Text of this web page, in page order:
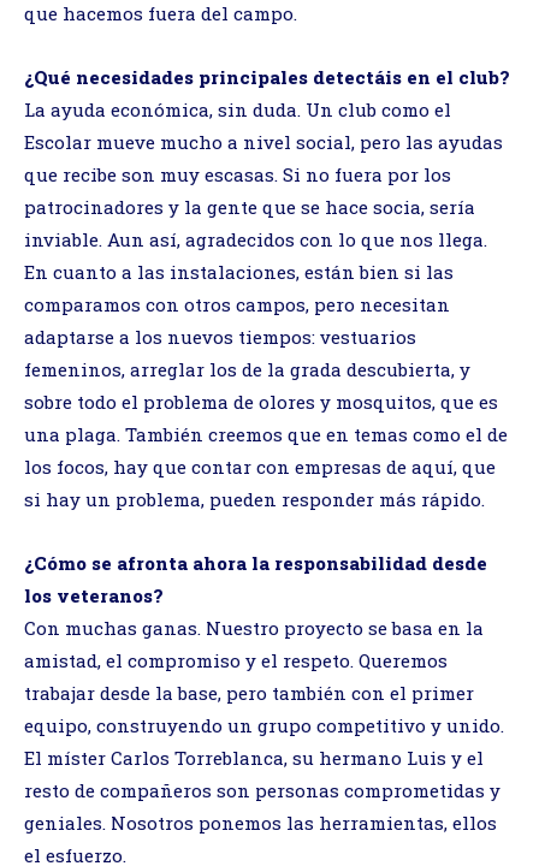
que hacemos fuera del campo.
¿Qué necesidades principales detectáis en el club?
La ayuda económica, sin duda. Un club como el
Escolar mueve mucho a nivel social, pero las ayudas
que recibe son muy escasas. Si no fuera por los
patrocinadores y la gente que se hace socia, sería
inviable. Aun así, agradecidos con lo que nos llega.
En cuanto a las instalaciones, están bien si las
comparamos con otros campos, pero necesitan
adaptarse a los nuevos tiempos: vestuarios
femeninos, arreglar los de la grada descubierta, y
sobre todo el problema de olores y mosquitos, que es
una plaga. También creemos que en temas como el de
los focos, hay que contar con empresas de aquí, que
si hay un problema, pueden responder más rápido.
¿Cómo se afronta ahora la responsabilidad desde
los veteranos?
Con muchas ganas. Nuestro proyecto se basa en la
amistad, el compromiso y el respeto. Queremos
trabajar desde la base, pero también con el primer
equipo, construyendo un grupo competitivo y unido.
El míster Carlos Torreblanca, su hermano Luis y el
resto de compañeros son personas comprometidas y
geniales. Nosotros ponemos las herramientas, ellos
el esfuerzo.